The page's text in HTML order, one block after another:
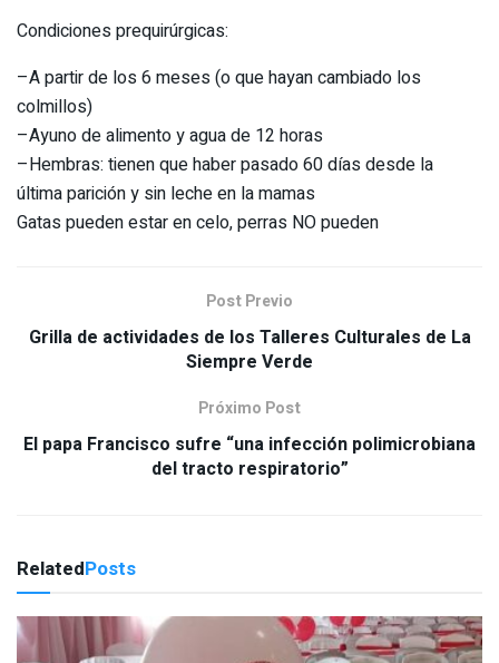
Condiciones prequirúrgicas:
–A partir de los 6 meses (o que hayan cambiado los
colmillos)
–Ayuno de alimento y agua de 12 horas
–Hembras: tienen que haber pasado 60 días desde la
última parición y sin leche en la mamas
Gatas pueden estar en celo, perras NO pueden
Post Previo
Grilla de actividades de los Talleres Culturales de La
Siempre Verde
Próximo Post
El papa Francisco sufre “una infección polimicrobiana
del tracto respiratorio”
RelatedPosts